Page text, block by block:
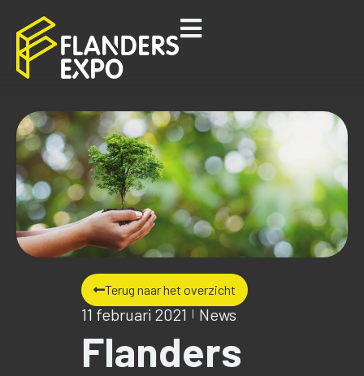
Terug naar het overzicht
11 februari 2021 News
Flanders